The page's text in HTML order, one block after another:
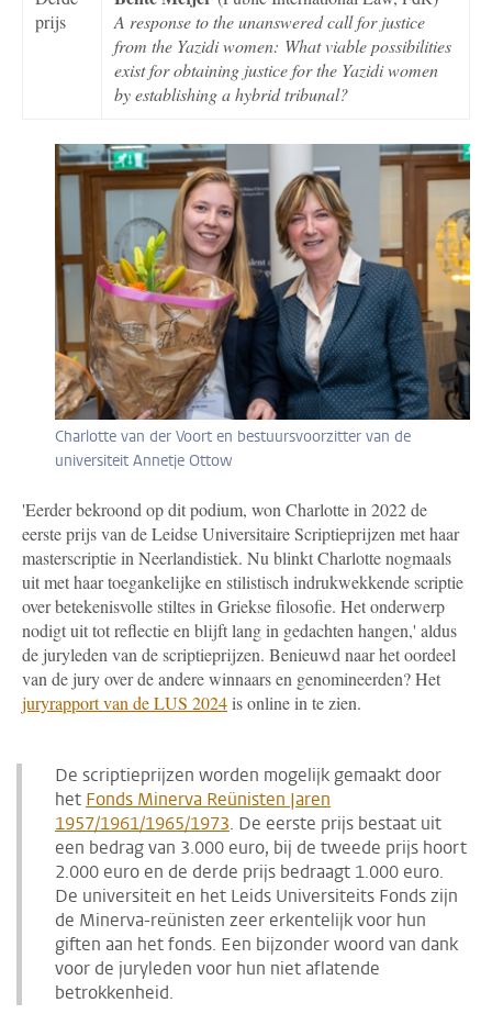
prijs
A response to the unanswered call for justice
from the Yazidi women: What viable possibilities
exist for obtaining justice for the Yazidi women
by establishing a hybrid tribunal?
Charlotte van der Voort en bestuursvoorzitter van de
universiteit Annetje Ottow
'Eerder bekroond op dit podium, won Charlotte in 2022 de
eerste prijs van de Leidse Universitaire Scriptieprijzen met haar
masterscriptie in Neerlandistiek. Nu blinkt Charlotte nogmaals
uit met haar toegankelijke en stilistisch indrukwekkende scriptie
over betekenisvolle stiltes in Griekse filosofie. Het onderwerp
nodigt uit tot reflectie en blijft lang in gedachten hangen,' aldus
de juryleden van de scriptieprijzen. Benieuwd naar het oordeel
van de jury over de andere winnaars en genomineerden? Het
juryrapport van de LUS 2024is online in te zien.
De scriptieprijzen worden mogelijk gemaakt door
het Fonds Minerva Reünisten Jaren
1957/1961/1965/1973. De eerste prijs bestaat uit
een bedrag van 3.000 euro, bij de tweede prijs hoort
2.000 euro en de derde prijs bedraagt 1.000 euro.
De universiteit en het Leids Universiteits Fonds zijn
de Minerva-reünisten zeer erkentelijk voor hun
giften aan het fonds. Een bijzonder woord van dank
voor de juryleden voor hun niet aflatende
betrokkenheid.